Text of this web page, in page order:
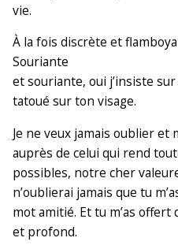
vie.
À la fois discrète et
Souriante
et souriante, oui j’insiste
tatoué sur ton visage.
Je ne veux jamais oublier et
auprès de celui qui rend
possibles, notre cher
n’oublierai jamais que tu
mot amitié. Et tu m’as offert
et profond.